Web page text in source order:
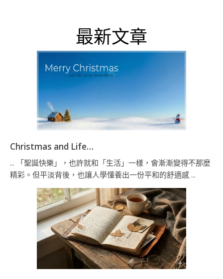
最新文章
Christmas and Life…
... 「聖誕快樂」，也許就和「生活」一樣，會漸漸變得不那麼
精彩。但平淡背後，也讓人學懂養出一份平和的舒適感 ...